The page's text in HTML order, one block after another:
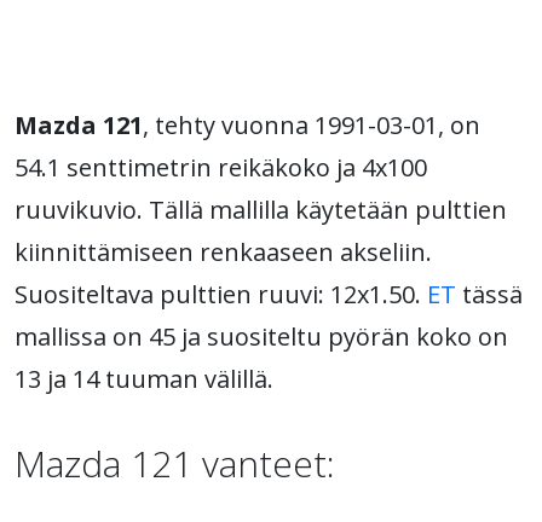
Mazda 121, tehty vuonna 1991-03-01, on
54.1 senttimetrin reikäkoko ja 4x100
ruuvikuvio. Tällä mallilla käytetään pulttien
kiinnittämiseen renkaaseen akseliin.
Suositeltava pulttien ruuvi: 12x1.50. ET tässä
mallissa on 45 ja suositeltu pyörän koko on
13 ja 14 tuuman välillä.
Mazda 121 vanteet: